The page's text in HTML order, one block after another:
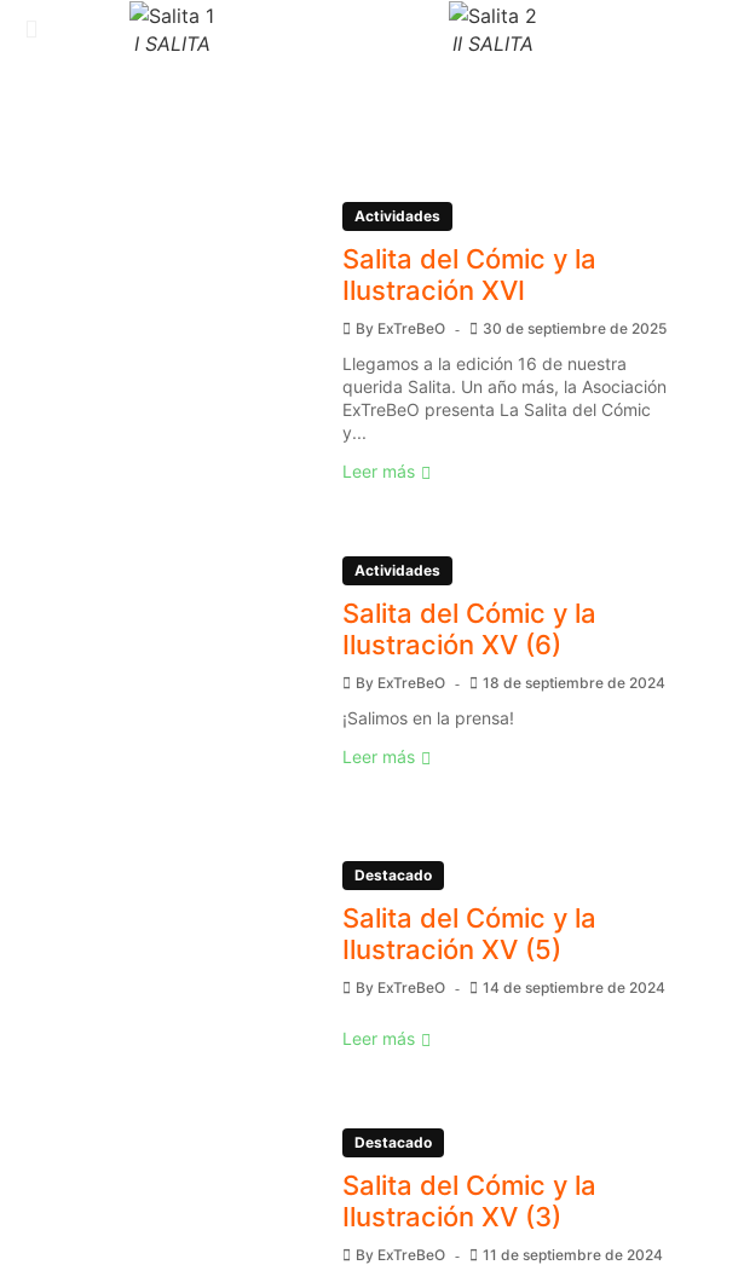
I SALITA II SALITA
Actividades
Salita del Cómic y la
Ilustración XVI
By ExTreBeO 30 de septiembre de 2025
Llegamos a la edición 16 de nuestra
querida Salita. Un año más, la Asociación
ExTreBeO presenta La Salita del Cómic
y...
Leer más
Actividades
Salita del Cómic y la
Ilustración XV (6)
By ExTreBeO 18 de septiembre de 2024
¡Salimos en la prensa!
Leer más
Destacado
Salita del Cómic y la
Ilustración XV (5)
By ExTreBeO 14 de septiembre de 2024
Leer más
Destacado
Salita del Cómic y la
Ilustración XV (3)
By ExTreBeO 11 de septiembre de 2024